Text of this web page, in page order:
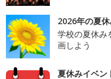
2026年の夏
学校の夏休み
画しよう
夏休みイベン